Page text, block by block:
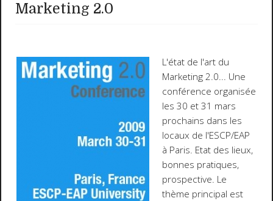
Marketing 2.0
L'état de l'art du
Marketing 2.0... Une
conférence organisée
les30 et 31 mars
prochains dans les
locaux de l'ESCP/EAP
à Paris. Etat des lieux,
bonnes pratiques,
prospective. Le
thème principal est